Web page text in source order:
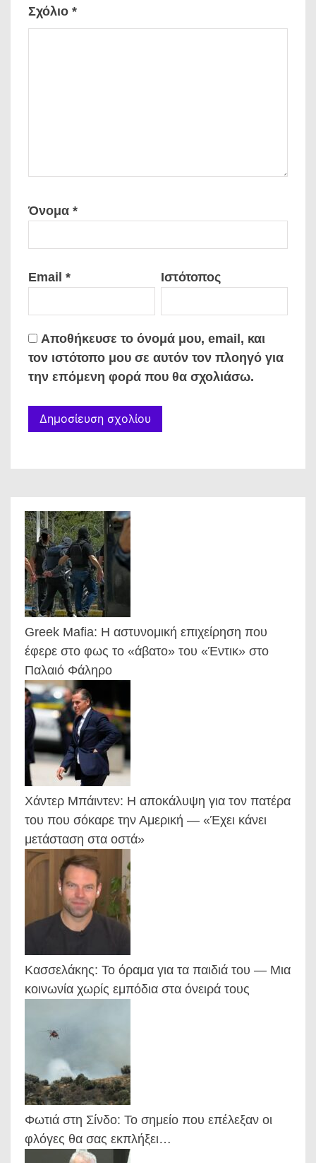
Σχόλιο *
Όνομα *
Email * Ιστότοπος
Αποθήκευσε το όνομά μου, email, και
τον ιστότοπο μου σε αυτόν τον πλοηγό για
την επόμενη φορά που θα σχολιάσω.
Greek Mafia: Η αστυνομική επιχείρηση που
έφερε στο φως το «άβατο» του «Έντικ» στο
Παλαιό Φάληρο
Χάντερ Μπάιντεν: Η αποκάλυψη για τον πατέρα
του που σόκαρε την Αμερική — «Έχει κάνει
μετάσταση στα οστά»
Κασσελάκης: Το όραμα για τα παιδιά του — Μια
κοινωνία χωρίς εμπόδια στα όνειρά τους
Φωτιά στη Σίνδο: Το σημείο που επέλεξαν οι
φλόγες θα σας εκπλήξει…